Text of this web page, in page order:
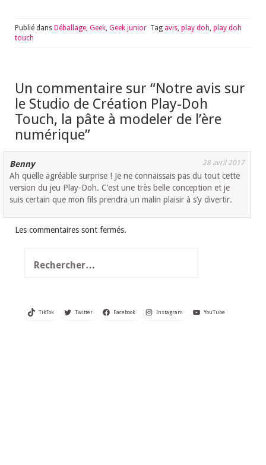
Publié dans Déballage Geek Geek junior Tag avis play doh play doh
touch
Un commentaire sur “Notre avis sur
le Studio de Création Play-Doh
Touch, la pâte à modeler de l’ère
numérique”
Benny 28 avril 2017
Ah quelle agréable surprise ! Je ne connaissais pas du tout cette
version du jeu Play-Doh. C’est une très belle conception et je
suis certain que mon fils prendra un malin plaisir à s’y divertir.
Les commentaires sont fermés.
TikTok Twitter Facebook Instagram YouTube